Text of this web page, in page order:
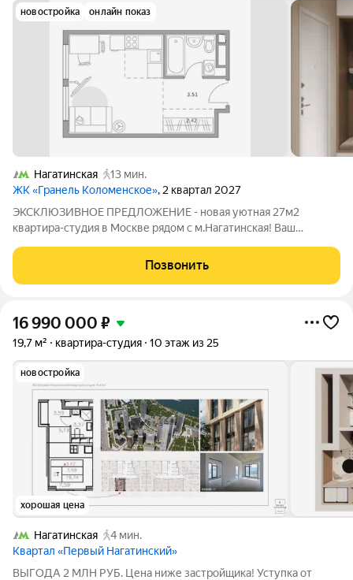
новостройка онлайн показ
Нагатинская
13 мин.
ЖК «Гранель Коломенское», 2 квартал 2027
ЭКСКЛЮЗИВНОЕ ПРЕДЛОЖЕНИЕ - новая уютная 27м2
квартира-студия в Москве рядом с м.Нагатинская! Ваш
вас! Престижное расположение в историческом районе
Москвы с развитой инфраструктурой Современные
Позвонить
16 990 000 ₽
19,7 м² квартира-студия 10 этаж из 25
новостройка
хорошая цена
Нагатинская
4 мин.
Квартал «Первый Нагатинский»
ВЫГОДА 2 МЛН РУБ. Цена ниже застройщика! Уступка от